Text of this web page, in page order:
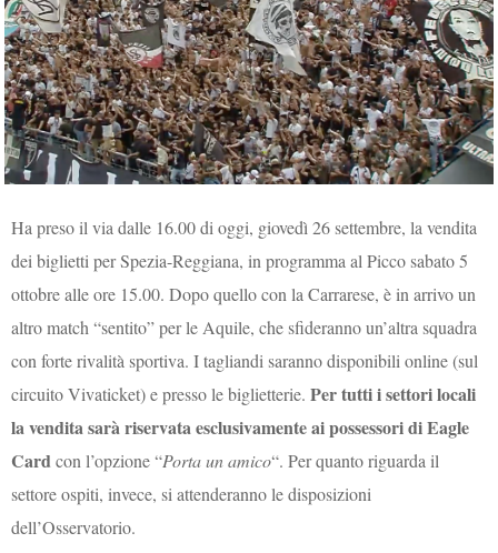
Ha preso il via dalle 16.00 di oggi, giovedì 26 settembre, la vendita
dei biglietti per Spezia-Reggiana, in programma al Picco sabato 5
ottobre alle ore 15.00. Dopo quello con la Carrarese, è in arrivo un
altro match “sentito” per le Aquile, che sfideranno un’altra squadra
con forte rivalità sportiva. I tagliandi saranno disponibili online (sul
circuito Vivaticket) e presso le biglietterie.Per tutti i settori locali
la vendita sarà riservata esclusivamente ai possessori di Eagle
Cardcon l’opzione “Porta un amico“. Per quanto riguarda il
settore ospiti, invece, si attenderanno le disposizioni
dell’Osservatorio.